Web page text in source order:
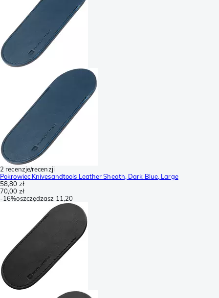
2 recenzje/recenzji
Pokrowiec Knivesandtools Leather Sheath, Dark Blue, Large
58,80 zł
70,00 zł
-16%oszczędzasz 11,20